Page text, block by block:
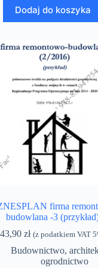
Dodaj do koszyka
firma
budowlana -3
43,90 zł (z podatkiem VAT
Budownictwo,
ogrodnictwo